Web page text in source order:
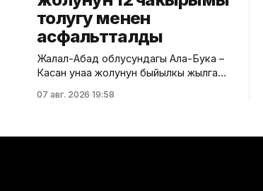
толугу менен
асфальтталды
Жалал-Абад облусундагы Ала-Бука –
Касан унаа жолунун быйылкы жылга
асфальт-бетон төшөө иштери толугу
07 авг. 2026 19:58